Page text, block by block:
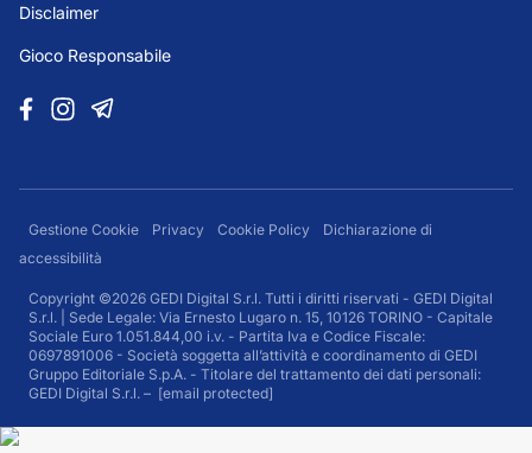
Disclaimer
Gioco Responsabile
Gestione Cookie Privacy Cookie Policy
Dichiarazione di
accessibilità
Copyright ©2026 GEDI Digital S.r.l. Tutti i diritti riservati - GEDI Digital
S.r.l. | Sede Legale: Via Ernesto Lugaro n. 15, 10126 TORINO - Capitale
Sociale Euro 1.051.844,00 i.v. - Partita Iva e Codice Fiscale:
0697891006 - Società soggetta all’attività e coordinamento di GEDI
Gruppo Editoriale S.p.A. - Titolare del trattamento dei dati personali:
GEDI Digital S.r.l. – [email protected]